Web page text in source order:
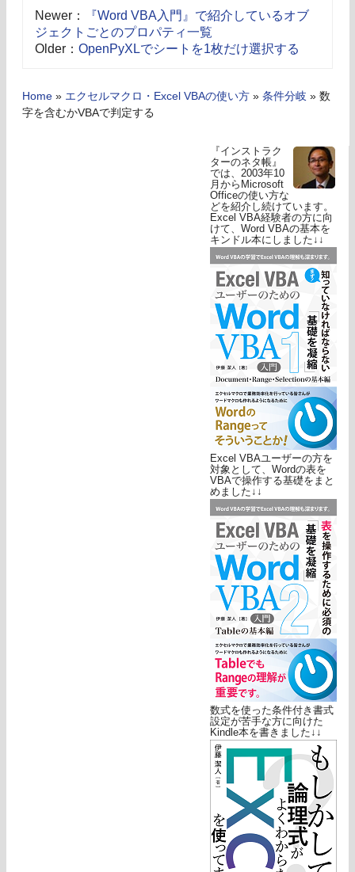
Newer：
『Word VBA入門』で紹介しているオブ
ジェクトごとのプロパティ一覧
Older： OpenPyXLでシートを1枚だけ選択する
Home » エクセルマクロ・Excel VBAの使い方 » 条件分岐 » 数
字を含むかVBAで判定する
『インストラク
ターのネタ帳』
では、2003年10
月からMicrosoft
Officeの使い方な
どを紹介し続けています。
Excel VBA経験者の方に向
けて、Word VBAの基本を
キンドル本にしました↓↓
Excel VBAユーザーの方を
対象として、Wordの表を
VBAで操作する基礎をまと
めました↓↓
数式を使った条件付き書式
設定が苦手な方に向けた
Kindle本を書きました↓↓